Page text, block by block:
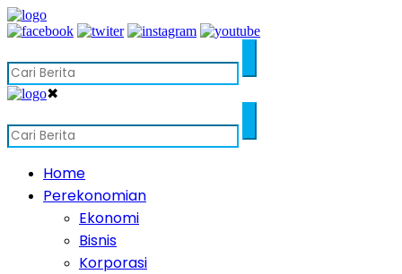
✖
Home
Perekonomian
Ekonomi
Bisnis
Korporasi